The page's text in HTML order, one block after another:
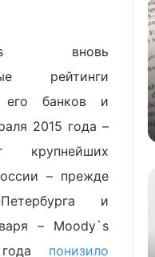
вновь
рейтинги
его банков и
2015 года –
крупнейших
– прежде
и
– Moody`s
понизило